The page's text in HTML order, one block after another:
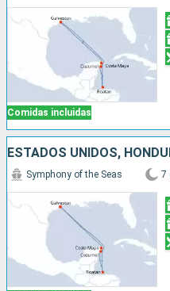
Comidas incluidas
ESTADOS UNIDOS,
Symphony of the Seas 7